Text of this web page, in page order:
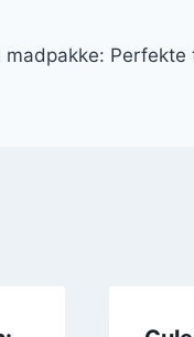
madpakke: Perfekte